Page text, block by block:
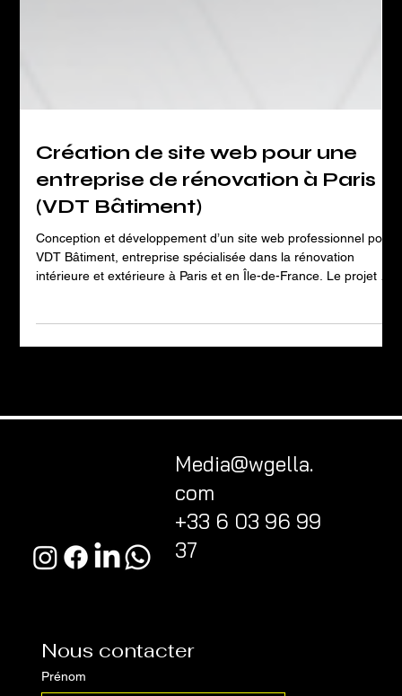
Création de site web pour une
entreprise de rénovation à Paris
(VDT Bâtiment)
Conception et développement d’un site web professionnel pour
été pensé pour refléter le sérieux, l’expertise et la qualité des
prestations proposées, tout en générant des demandes de
Media@wgella.
com
+33 6 03 96 99
Nous contacter